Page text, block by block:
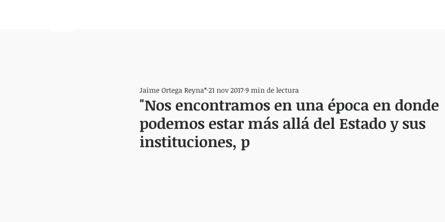
"Nos encontramos en una época en donde
podemos estar más allá del Estado y sus
instituciones, p
Jaime Ortega Reyna* 21 nov 2017 9 min de lectura